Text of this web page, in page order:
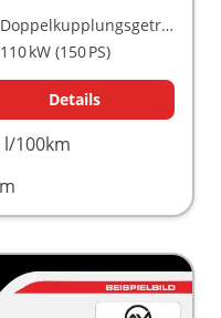
Doppelkupplungsgetriebe (DSG)
110 kW (150 PS)
Details
l/100km